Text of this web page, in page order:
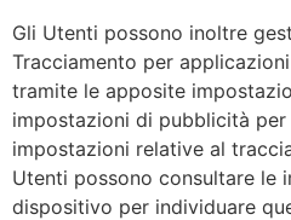
Gli Utenti possono inoltre
Tracciamento per
tramite le apposite
impostazioni di pubblicità
impostazioni relative al
Utenti possono consultare le
dispositivo per individuare